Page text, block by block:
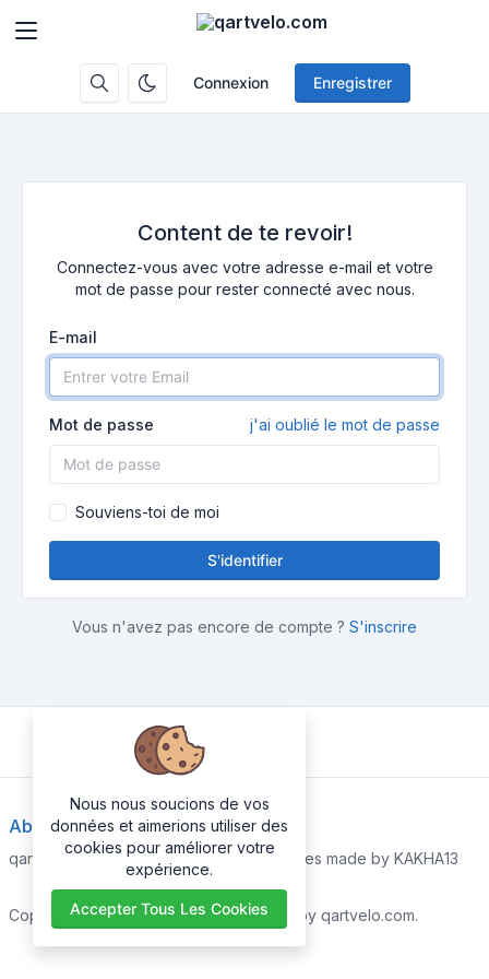
Connexion Enregistrer
Content de te revoir!
Connectez-vous avec votre adresse e-mail et votre
mot de passe pour rester connecté avec nous.
E-mail
Mot de passe j'ai oublié le mot de passe
Souviens-toi de moi
S'identifier
Vous n'avez pas encore de compte ? S'inscrire
About Us
qartvelo.com free online tools and services made by KAKHA13
Copyrights © 2026. All Rights Reserved by qartvelo.com.
Nous nous soucions de vos
données et aimerions utiliser des
cookies pour améliorer votre
expérience.
Accepter Tous Les Cookies